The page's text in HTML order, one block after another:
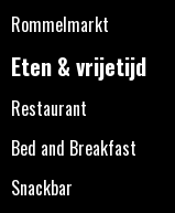
Rommelmarkt
Eten & vrijetijd
Restaurant
Bed and Breakfast
Snackbar